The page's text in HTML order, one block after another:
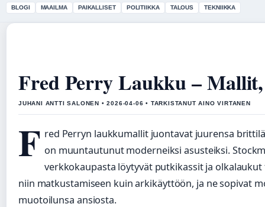
BLOGI MAAILMA PAIKALLISET POLITIIKKA TALOUS TEKNIIKKA
Fred Perry Laukku –
JUHANI ANTTI SALONEN • 2026-04-06 • TARKISTANUT AINO VIRTANEN
F red Perryn laukkumallit juontavat juurensa
on muuntautunut moderneiksi asusteiksi.
verkkokaupasta löytyvät putkikassit ja
niin matkustamiseen kuin arkikäyttöön, ja ne sopivat
muotoilunsa ansiosta.